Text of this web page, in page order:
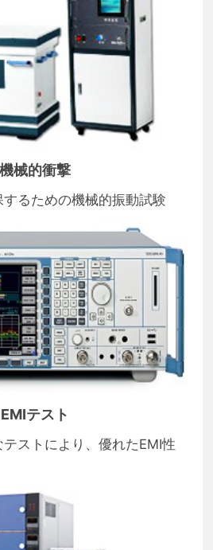
機械的衝撃
るための機械的振動試験
EMIテスト
ストにより、優れたEMI性